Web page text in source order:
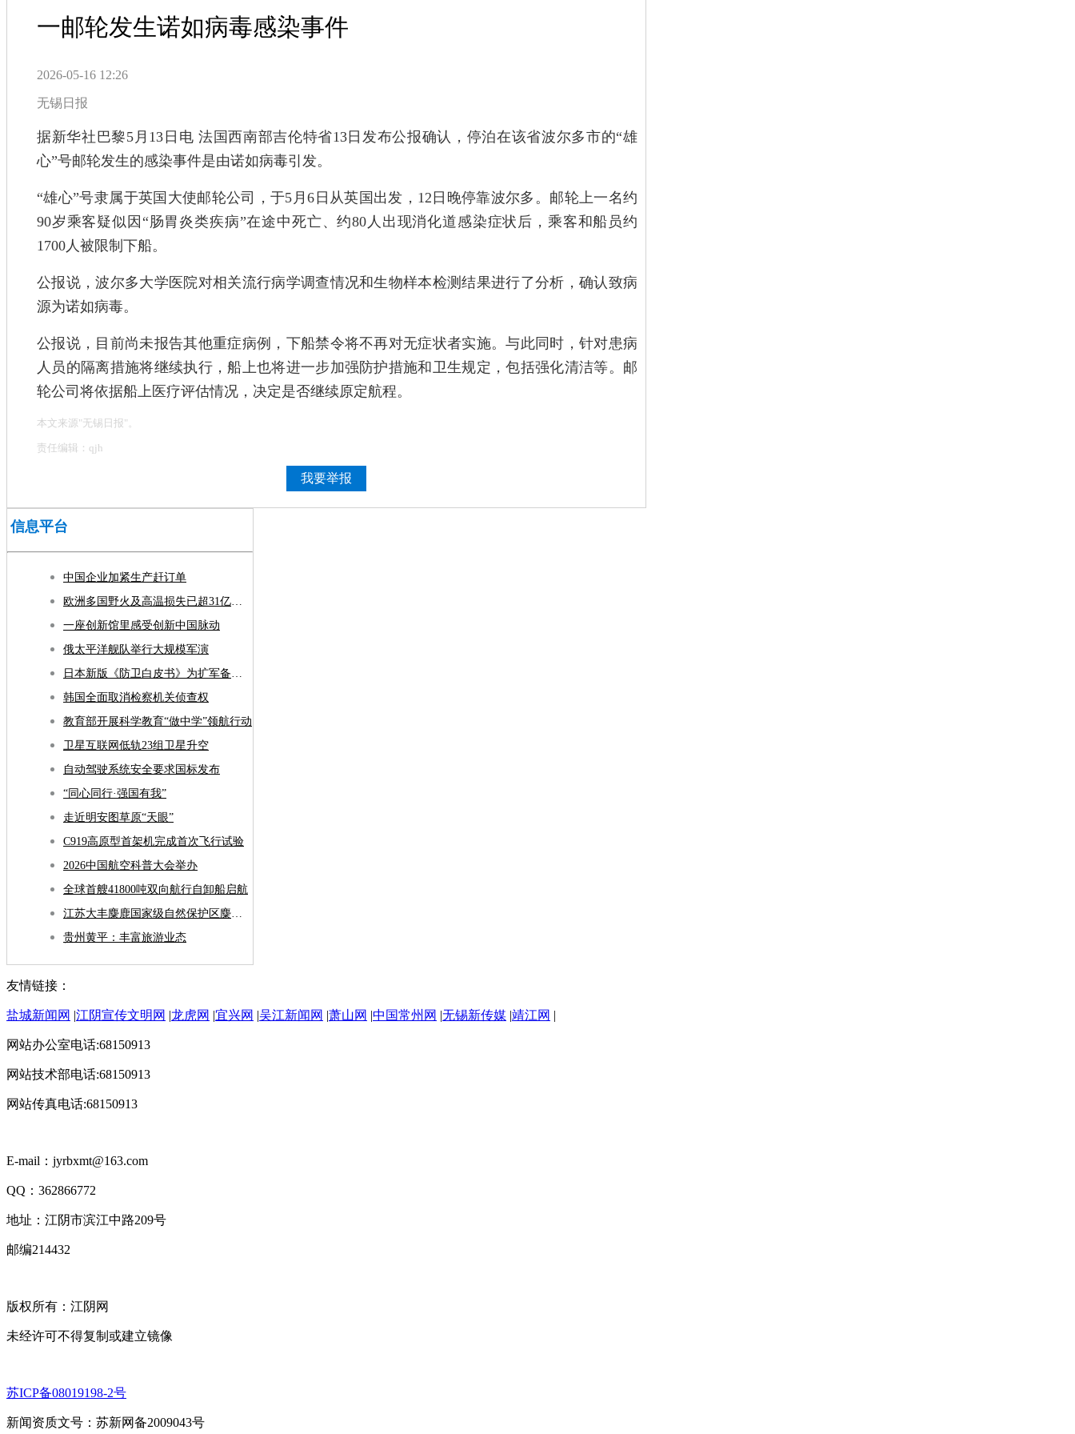
一邮轮发生诺如病毒感染事件
2026-05-16 12:26
无锡日报
据新华社巴黎5月13日电 法国西南部吉伦特省13日发布公报确认，停泊在该省波尔多市的“雄
心”号邮轮发生的感染事件是由诺如病毒引发。
“雄心”号隶属于英国大使邮轮公司，于5月6日从英国出发，12日晚停靠波尔多。邮轮上一名约
90岁乘客疑似因“肠胃炎类疾病”在途中死亡、约80人出现消化道感染症状后，乘客和船员约
1700人被限制下船。
公报说，波尔多大学医院对相关流行病学调查情况和生物样本检测结果进行了分析，确认致病
源为诺如病毒。
公报说，目前尚未报告其他重症病例，下船禁令将不再对无症状者实施。与此同时，针对患病
人员的隔离措施将继续执行，船上也将进一步加强防护措施和卫生规定，包括强化清洁等。邮
轮公司将依据船上医疗评估情况，决定是否继续原定航程。
本文来源"无锡日报"。
责任编辑：qjh
我要举报
信息平台
中国企业加紧生产赶订单
欧洲多国野火及高温损失已超31亿欧元
一座创新馆里感受创新中国脉动
俄太平洋舰队举行大规模军演
日本新版《防卫白皮书》为扩军备武铺路
韩国全面取消检察机关侦查权
教育部开展科学教育“做中学”领航行动
卫星互联网低轨23组卫星升空
自动驾驶系统安全要求国标发布
“同心同行·强国有我”
走近明安图草原“天眼”
C919高原型首架机完成首次飞行试验
2026中国航空科普大会举办
全球首艘41800吨双向航行自卸船启航
江苏大丰麋鹿国家级自然保护区麋鹿种群数量已突破8800头
贵州黄平：丰富旅游业态
友情链接：
盐城新闻网 |江阴宣传文明网 |龙虎网 |宜兴网 |吴江新闻网 |萧山网 |中国常州网 |无锡新传媒 |靖江网 |
网站办公室电话:68150913
网站技术部电话:68150913
网站传真电话:68150913
E-mail：jyrbxmt@163.com
QQ：362866772
地址：江阴市滨江中路209号
邮编214432
版权所有：江阴网
未经许可不得复制或建立镜像
苏ICP备08019198-2号
新闻资质文号：苏新网备2009043号